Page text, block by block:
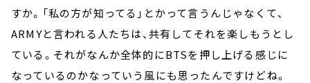
すか。「私の方が知ってる」とかって言うんじゃなくて、
ARMYと言われる人たちは、共有してそれを楽しもうとし
ている。それがなんか全体的にBTSを押し上げる感じに
なっているのかなっていう風にも思ったんですけどね。